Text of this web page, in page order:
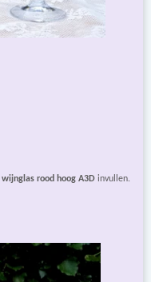
wijnglas rood hoog A3D invullen.